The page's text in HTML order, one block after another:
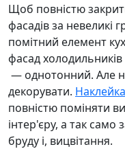
Щоб повністю
фасадів за невеликі
помітний елемент
фасад
— однотонний. Але
декорувати.
повністю поміняти
інтер'єру, а так само
бруду і, вицвітання.